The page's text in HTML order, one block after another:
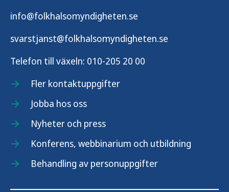
info@folkhalsomyndigheten.se
svarstjanst@folkhalsomyndigheten.se
Telefon till växeln: 010-205 20 00
Fler kontaktuppgifter
Jobba hos oss
Nyheter och press
Konferens, webbinarium och utbildning
Behandling av personuppgifter